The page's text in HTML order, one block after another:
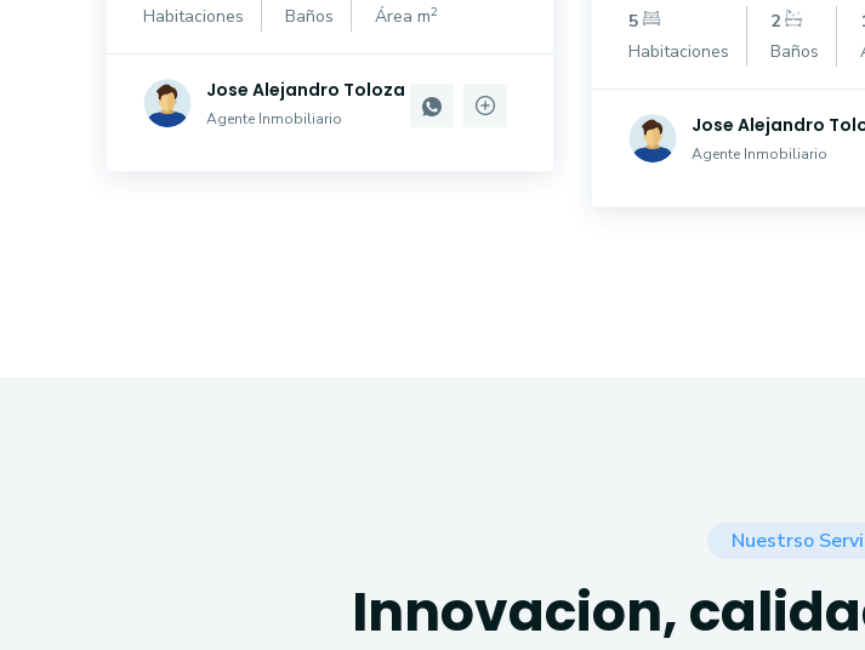
Habitaciones
Baños
Área m2
Jose Alejandro Toloza
Agente Inmobiliario
5
Habitaciones
2
Baños
Jose Alejandro
Agente Inmobiliario
Nuestrso
Innovacion,